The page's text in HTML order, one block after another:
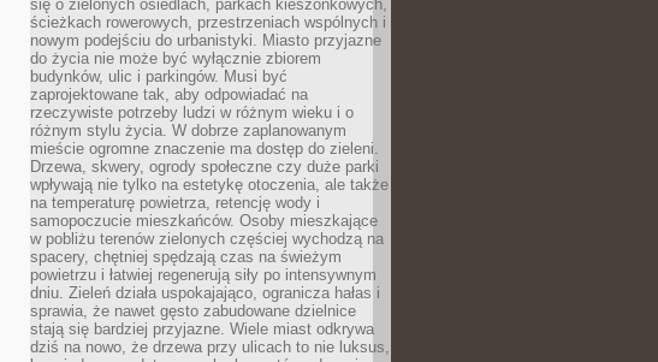
się o zielonych osiedlach, parkach kieszonkowych,
ścieżkach rowerowych, przestrzeniach wspólnych i
nowym podejściu do urbanistyki. Miasto przyjazne
do życia nie może być wyłącznie zbiorem
budynków, ulic i parkingów. Musi być
zaprojektowane tak, aby odpowiadać na
rzeczywiste potrzeby ludzi w różnym wieku i o
różnym stylu życia. W dobrze zaplanowanym
mieście ogromne znaczenie ma dostęp do zieleni.
Drzewa, skwery, ogrody społeczne czy duże parki
wpływają nie tylko na estetykę otoczenia, ale także
na temperaturę powietrza, retencję wody i
samopoczucie mieszkańców. Osoby mieszkające
w pobliżu terenów zielonych częściej wychodzą na
spacery, chętniej spędzają czas na świeżym
powietrzu i łatwiej regenerują siły po intensywnym
dniu. Zieleń działa uspokajająco, ogranicza hałas i
sprawia, że nawet gęsto zabudowane dzielnice
stają się bardziej przyjazne. Wiele miast odkrywa
dziś na nowo, że drzewa przy ulicach to nie luksus,